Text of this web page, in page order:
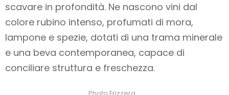
scavare in profondità. Ne nascono vini dal
colore rubino intenso, profumati di mora,
lampone e spezie, dotati di una trama minerale
e una beva contemporanea, capace di
conciliare struttura e freschezza.
Photo Frizzera